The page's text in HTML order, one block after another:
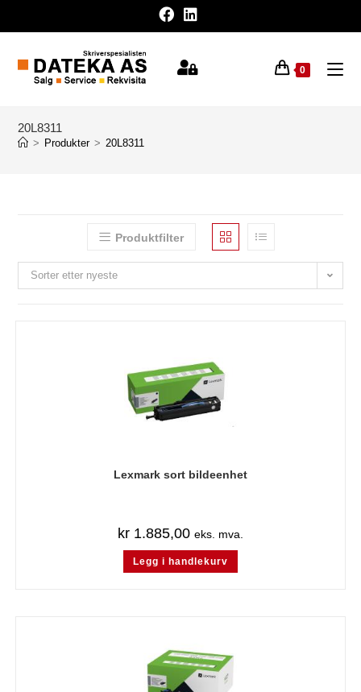
0
20L8311
> Produkter > 20L8311
Produktfilter
Sorter etter nyeste
Lexmark sort bildeenhet
kr 1.885,00 eks. mva.
Legg i handlekurv